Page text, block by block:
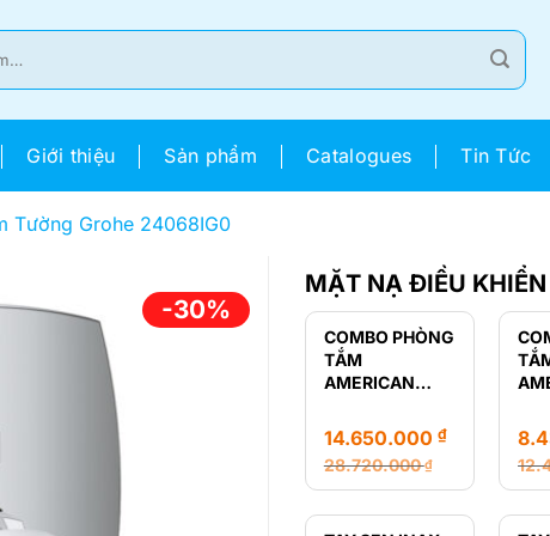
Giới thiệu Sản phẩm Catalogues Tin Tức
Tường Grohe 24068IG0
-30%
MẶT NẠ ĐIỀU
COMBO PHÒNG
TẮM
AMERICAN
LOVEN
28.720.000₫
Giá
gốc
14.650.000 ₫
Giá
hiện
RẺ
Giá
gốc
Giá